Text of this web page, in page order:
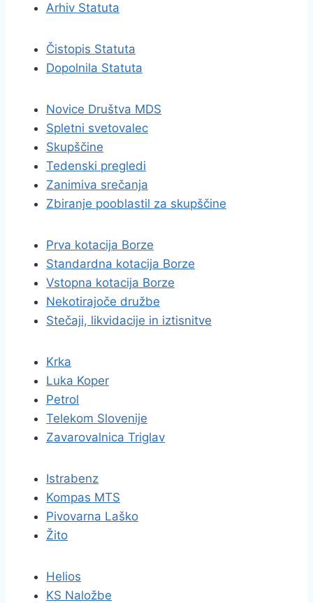
Arhiv Statuta
Čistopis Statuta
Dopolnila Statuta
Novice Društva MDS
Spletni svetovalec
Skupščine
Tedenski pregledi
Zanimiva srečanja
Zbiranje pooblastil za skupščine
Prva kotacija Borze
Standardna kotacija Borze
Vstopna kotacija Borze
Nekotirajoče družbe
Stečaji, likvidacije in iztisnitve
Krka
Luka Koper
Petrol
Telekom Slovenije
Zavarovalnica Triglav
Istrabenz
Kompas MTS
Pivovarna Laško
Žito
Helios
KS Naložbe